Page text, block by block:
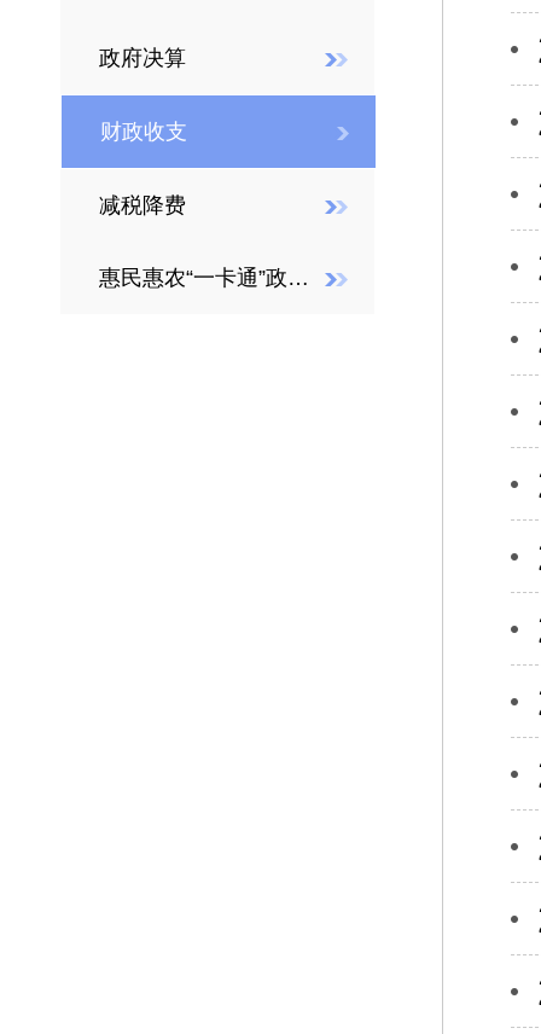
政府决算
财政收支
减税降费
惠民惠农“一卡通”政策清单